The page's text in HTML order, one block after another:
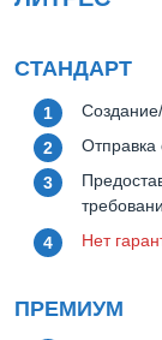
СТАНДАРТ
Отправка
Нет
ПРЕМИУМ